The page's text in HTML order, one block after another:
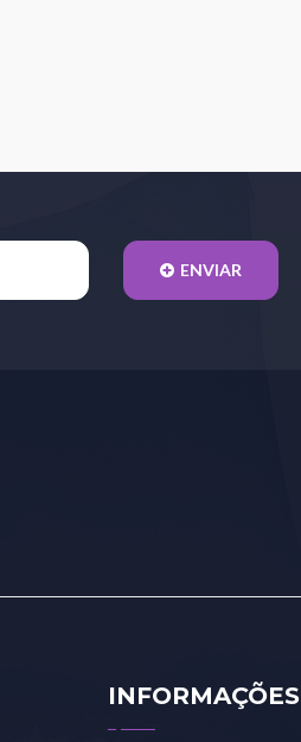
ENVIAR
INFORMAÇÕES